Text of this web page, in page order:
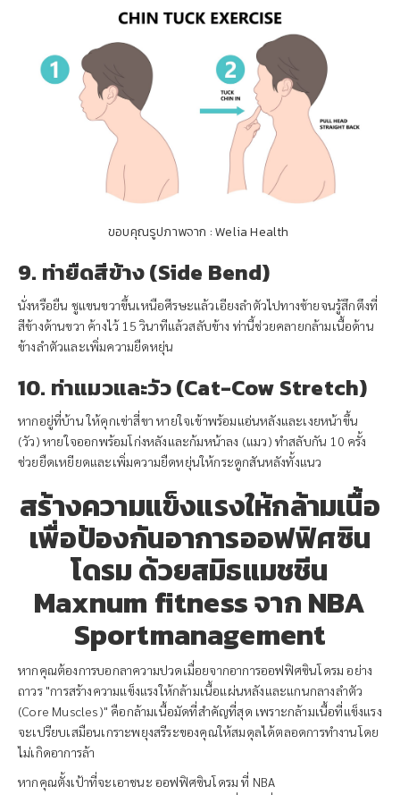
ขอบคุณรูปภาพจาก : Welia Health
9. ท่ายืดสีข้าง (Side Bend)
นั่งหรือยืน ชูแขนขวาขึ้นเหนือศีรษะแล้วเอียงลำตัวไปทางซ้ายจนรู้สึกตึงที่
สีข้างด้านขวา ค้างไว้ 15 วินาทีแล้วสลับข้าง ท่านี้ช่วยคลายกล้ามเนื้อด้าน
ข้างลำตัวและเพิ่มความยืดหยุ่น
10. ท่าแมวและวัว (Cat-Cow Stretch)
หากอยู่ที่บ้าน ให้คุกเข่าสี่ขา หายใจเข้าพร้อมแอ่นหลังและเงยหน้าขึ้น
(วัว) หายใจออกพร้อมโก่งหลังและก้มหน้าลง (แมว) ทำสลับกัน 10 ครั้ง
ช่วยยืดเหยียดและเพิ่มความยืดหยุ่นให้กระดูกสันหลังทั้งแนว
สร้างความแข็งแรงให้กล้ามเนื้อ
เพื่อป้องกันอาการออฟฟิศซิน
โดรม ด้วยสมิธแมชชีน
Maxnum fitness จาก NBA
Sportmanagement
หากคุณต้องการบอกลาความปวดเมื่อยจากอาการออฟฟิศซินโดรม อย่าง
ถาวร "การสร้างความแข็งแรงให้กล้ามเนื้อแผ่นหลังและแกนกลางลำตัว
(Core Muscles)" คือกล้ามเนื้อมัดที่สำคัญที่สุด เพราะกล้ามเนื้อที่แข็งแรง
จะเปรียบเสมือนเกราะพยุงสรีระของคุณให้สมดุลได้ตลอดการทำงานโดย
ไม่เกิดอาการล้า
หากคุณตั้งเป้าที่จะเอาชนะ ออฟฟิศซินโดรม ที่ NBA